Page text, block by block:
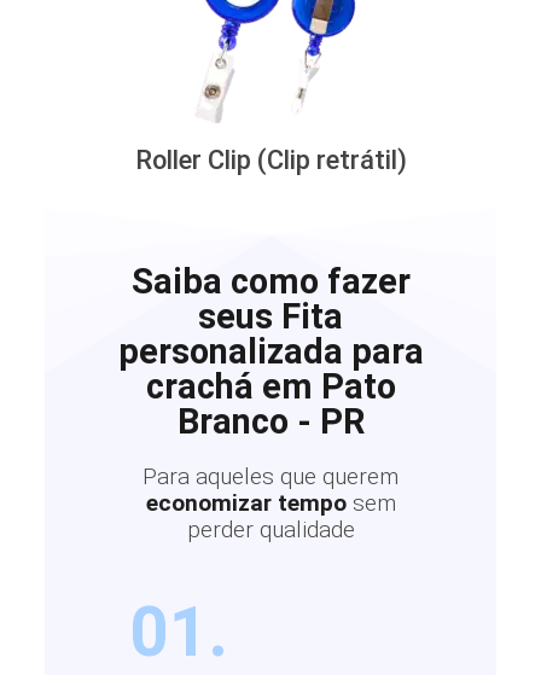
Roller Clip (Clip retrátil)
Saiba como fazer
seus Fita
personalizada para
crachá em Pato
Branco - PR
Para aqueles que querem
economizar tempo sem
perder qualidade
01.